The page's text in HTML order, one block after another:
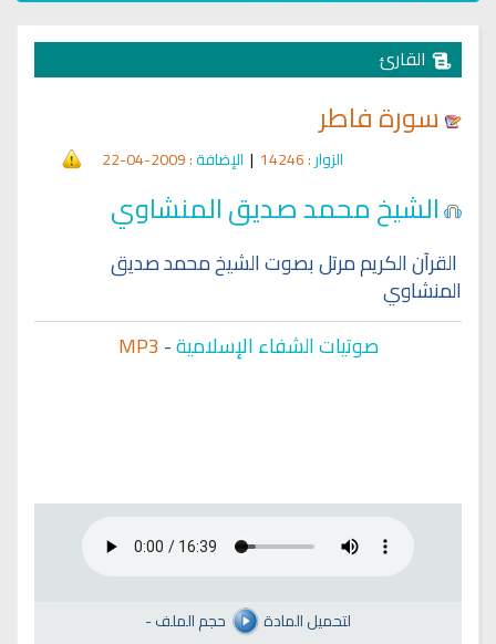
القارئ
سورة فاطر
الزوار: 14246
| الإضافة: 2009-04-22
الشيخ محمد صديق المنشاوي
القرآن الكريم مرتل بصوت الشيخ محمد صديق
المنشاوي
صوتيات الشفاء الإسلامية-
MP3
- لتحميل المادة حجم الملف